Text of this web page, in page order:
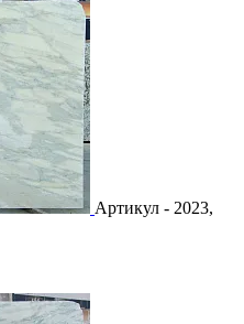
Артикул - 2023,